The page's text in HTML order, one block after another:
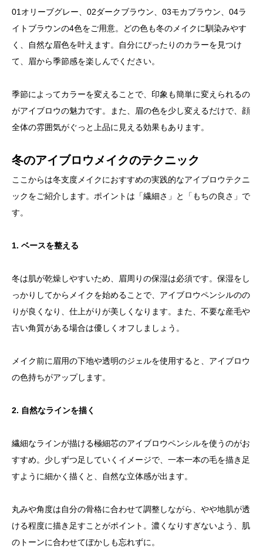
01オリーブグレー、02ダークブラウン、03モカブラウン、04ラ
イトブラウンの4色をご用意。どの色も冬のメイクに馴染みやす
く、自然な眉色を叶えます。自分にぴったりのカラーを見つけ
て、眉から季節感を楽しんでください。
季節によってカラーを変えることで、印象も簡単に変えられるの
がアイブロウの魅力です。また、眉の色を少し変えるだけで、顔
全体の雰囲気がぐっと上品に見える効果もあります。
冬のアイブロウメイクのテクニック
ここからは冬支度メイクにおすすめの実践的なアイブロウテクニ
ックをご紹介します。ポイントは「繊細さ」と「もちの良さ」で
す。
1. ベースを整える
冬は肌が乾燥しやすいため、眉周りの保湿は必須です。保湿をし
っかりしてからメイクを始めることで、アイブロウペンシルのの
りが良くなり、仕上がりが美しくなります。また、不要な産毛や
古い角質がある場合は優しくオフしましょう。
メイク前に眉用の下地や透明のジェルを使用すると、アイブロウ
の色持ちがアップします。
2. 自然なラインを描く
繊細なラインが描ける極細芯のアイブロウペンシルを使うのがお
すすめ。少しずつ足していくイメージで、一本一本の毛を描き足
すように細かく描くと、自然な立体感が出ます。
丸みや角度は自分の骨格に合わせて調整しながら、やや地肌が透
ける程度に描き足すことがポイント。濃くなりすぎないよう、肌
のトーンに合わせてぼかしも忘れずに。